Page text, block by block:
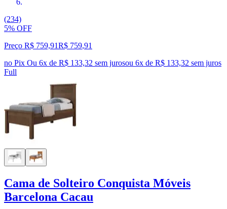
(234)
5% OFF
Preço R$ 759,91R$ 759,91
no Pix Ou 6x de R$ 133,32 sem jurosou 6x de R$ 133,32 sem juros
Full
Cama de Solteiro Conquista Móveis
Barcelona Cacau